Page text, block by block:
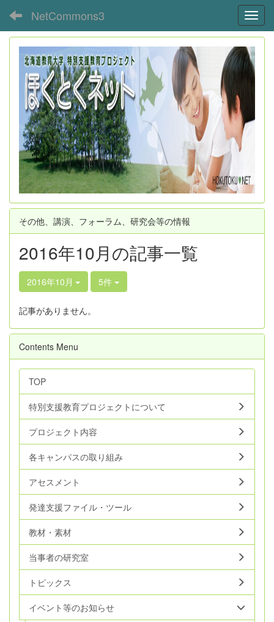
NetCommons3
その他、講演、フォーラム、研究会等の情報
2016年10月の記事一覧
2016年10月 5件
記事がありません。
Contents Menu
TOP
特別支援教育プロジェクトについて
プロジェクト内容
各キャンパスの取り組み
アセスメント
発達支援ファイル・ツール
教材・素材
当事者の研究室
トピックス
イベント等のお知らせ